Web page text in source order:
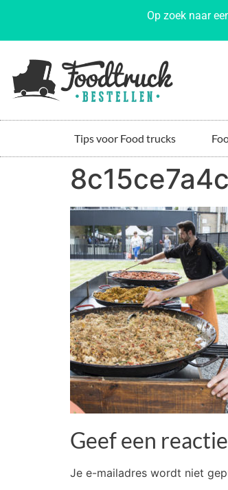
Op zoek naar
Tips voor Food trucks
Geef een reactie
Je e-mailadres wordt niet